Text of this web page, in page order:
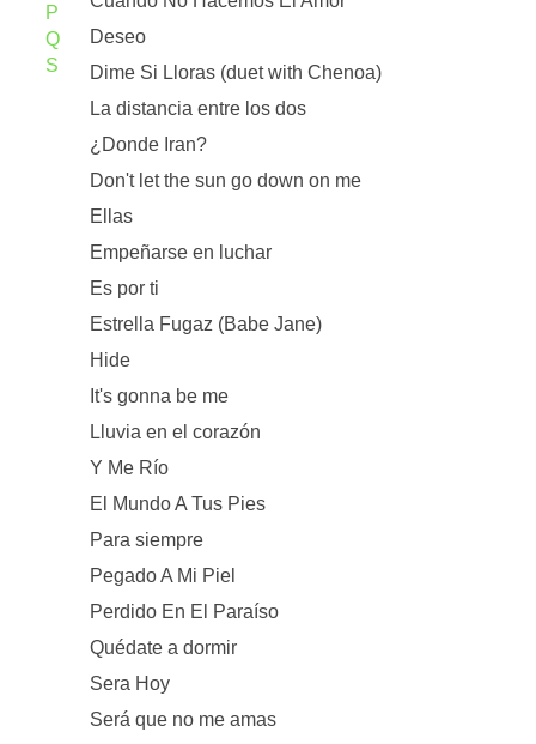
P
Q
S
Deseo
Dime Si Lloras (duet with Chenoa)
La distancia entre los dos
¿Donde Iran?
Don't let the sun go down on me
Ellas
Empeñarse en luchar
Es por ti
Estrella Fugaz (Babe Jane)
Hide
It's gonna be me
Lluvia en el corazón
Y Me Río
El Mundo A Tus Pies
Para siempre
Pegado A Mi Piel
Perdido En El Paraíso
Quédate a dormir
Sera Hoy
Será que no me amas